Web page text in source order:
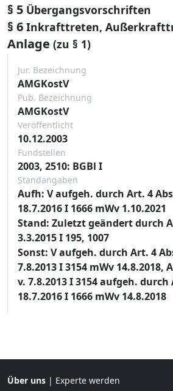
§ 5 Übergangsvorschriften
§ 6 Inkrafttreten,
Anlage (zu § 1)
Jur. Bezeichnung
AMGKostV
Pub. Bezeichnung
AMGKostV
Veröffentlicht
10.12.2003
Fundstellen
2003, 2510: BGBl I
Standangaben
Aufh: V aufgeh. durch Art. 4
18.7.2016 I 1666 mWv 1.10.2021
Stand: Zuletzt geändert durch
3.3.2015 I 195, 1007
Sonst: V aufgeh. durch Art. 4
7.8.2013 I 3154 mWv 14.8.2018,
v. 7.8.2013 I 3154 aufgeh. durch
18.7.2016 I 1666 mWv 14.8.2018
Über uns | Experte werden